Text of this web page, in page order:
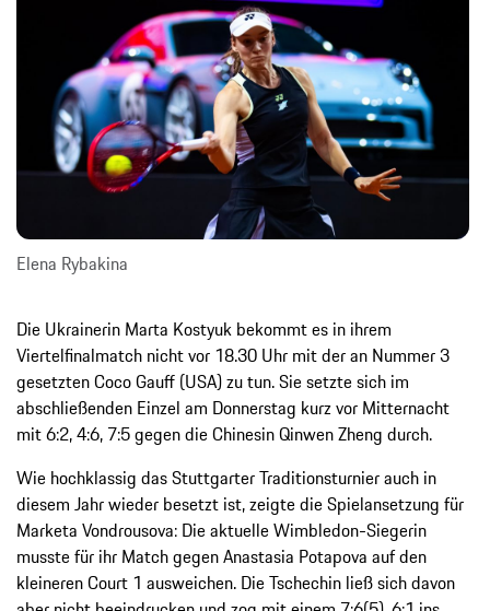
Elena Rybakina
Die Ukrainerin Marta Kostyuk bekommt es in ihrem
Viertelfinalmatch nicht vor 18.30 Uhr mit der an Nummer 3
gesetzten Coco Gauff (USA) zu tun. Sie setzte sich im
abschließenden Einzel am Donnerstag kurz vor Mitternacht
mit 6:2, 4:6, 7:5 gegen die Chinesin Qinwen Zheng durch.
Wie hochklassig das Stuttgarter Traditionsturnier auch in
diesem Jahr wieder besetzt ist, zeigte die Spielansetzung für
Marketa Vondrousova: Die aktuelle Wimbledon-Siegerin
musste für ihr Match gegen Anastasia Potapova auf den
kleineren Court 1 ausweichen. Die Tschechin ließ sich davon